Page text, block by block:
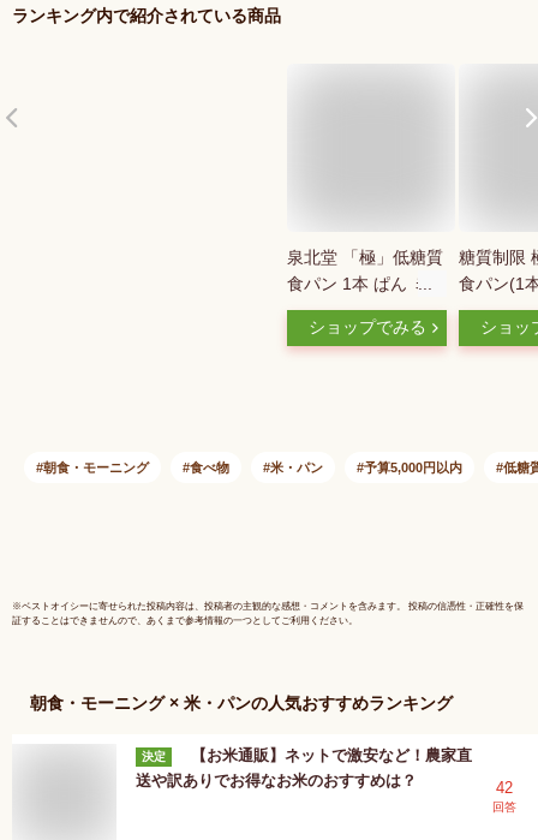
ランキング内で紹介されている商品
泉北堂 「極」低糖質
食パン 1本 ぱん ミニ
食パン しっとり ふ
んわり 生食パン ト
ント お土産 ギフト
ショップでみる
糖質制限
食パン(1
BIKKE 】
低糖質
お取り寄
ショッ
朝食・モーニング 食べ物 米・パン 予算5,000円以内 低糖
※ベストオイシーに寄せられた投稿内容は、投稿者の主観的な感想・コメントを含みます。 投稿の信憑性・正確性を保
証することはできませんので、あくまで参考情報の一つとしてご利用ください。
朝食・モーニング × 米・パンの人気おすすめランキング
決定
【お米通販】ネットで激安など！農家直
送や訳ありでお得なお米のおすすめは？
42
回答